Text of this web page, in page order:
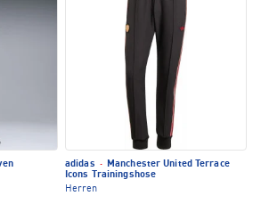
adidas · Manchester United Terrace
Icons Trainingshose
Herren